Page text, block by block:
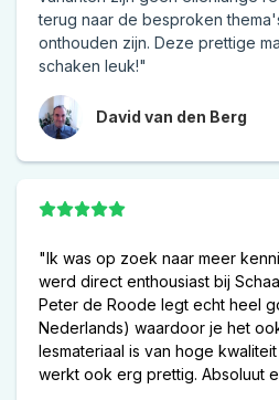
terug naar de besproken
onthouden zijn. Deze prettige
schaken leuk!"
David van den Berg
"Ik was op zoek naar meer
werd direct enthousiast bij
Peter de Roode legt echt heel
Nederlands) waardoor je het
lesmateriaal is van hoge
werkt ook erg prettig. Absoluut